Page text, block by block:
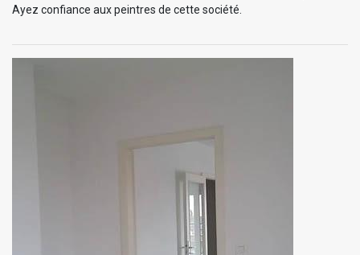
Ayez confiance aux peintres de cette société.